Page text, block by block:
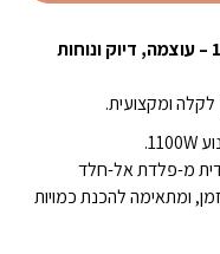
מיקסר מקצועי 8 ליטר 1100W MIX PRO – עוצמה, דיוק ונוחות
מ-פלדת אל-חלד
ומתאימה להכנת כמויות